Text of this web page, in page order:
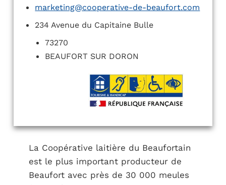
marketing@cooperative-de-beaufort.com
234 Avenue du Capitaine Bulle
73270
BEAUFORT SUR DORON
La Coopérative laitière du Beaufortain
est le plus important producteur de
Beaufort avec près de 30 000 meules